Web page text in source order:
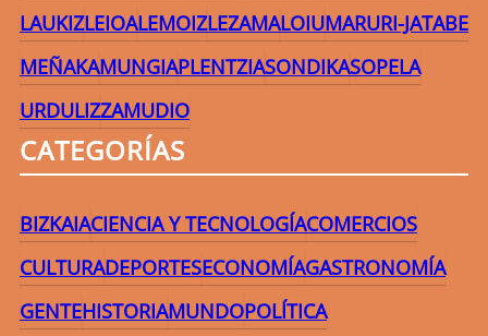
LAUKIZLEIOALEMOIZLEZAMALOIUMARURI-JATABE
MEÑAKAMUNGIAPLENTZIASONDIKASOPELA
URDULIZZAMUDIO
CATEGORÍAS
BIZKAIACIENCIA Y TECNOLOGÍACOMERCIOS
CULTURADEPORTESECONOMÍAGASTRONOMÍA
GENTEHISTORIAMUNDOPOLÍTICA